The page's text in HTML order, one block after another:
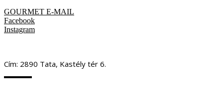
GOURMET E-MAIL
Facebook
Instagram
Cím: 2890 Tata, Kastély tér 6.